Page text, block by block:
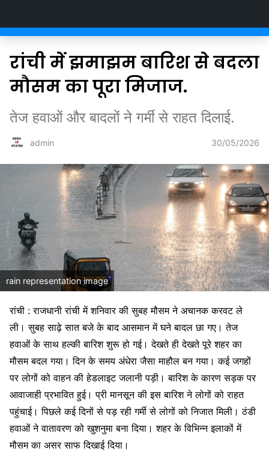
रांची में झमाझम बारिश से बदला
मौसम का पूरा मिजाज.
तेज हवाओं और बादलों ने गर्मी से राहत दिलाई.
admin 30/05/2026
rain representation image
रांची : राजधानी रांची में शनिवार की सुबह मौसम ने अचानक करवट ले
ली। सुबह साढ़े सात बजे के बाद आसमान में घने बादल छा गए। तेज
हवाओं के साथ हल्की बारिश शुरू हो गई। देखते ही देखते पूरे शहर का
मौसम बदल गया। दिन के समय अंधेरा जैसा माहौल बन गया। कई जगहों
पर लोगों को वाहन की हेडलाइट जलानी पड़ी। बारिश के कारण सड़क पर
आवाजाही प्रभावित हुई। प्री मानसून की इस बारिश ने लोगों को राहत
पहुंचाई। पिछले कई दिनों से पड़ रही गर्मी से लोगों को निजात मिली। ठंडी
हवाओं ने वातावरण को खुशनुमा बना दिया। शहर के विभिन्न इलाकों में
मौसम का असर साफ दिखाई दिया।